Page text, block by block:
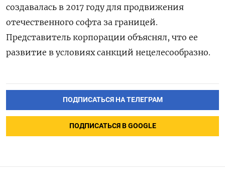
создавалась в 2017 году для продвижения
отечественного софта за границей.
Представитель корпорации объяснял, что ее
развитие в условиях санкций нецелесообразно.
ПОДПИСАТЬСЯ НА ТЕЛЕГРАМ
ПОДПИСАТЬСЯ В GOOGLE